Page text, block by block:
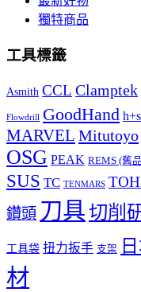
獨特商品
工具標籤
Asmith CCL Clamptek
Flowdrill GoodHand h+s
MARVEL Mitutoyo
OSG PEAK REMS (舊
SUS TC TENMARS
鑽頭 刀具切削
工具袋 扭力扳手 支架
材